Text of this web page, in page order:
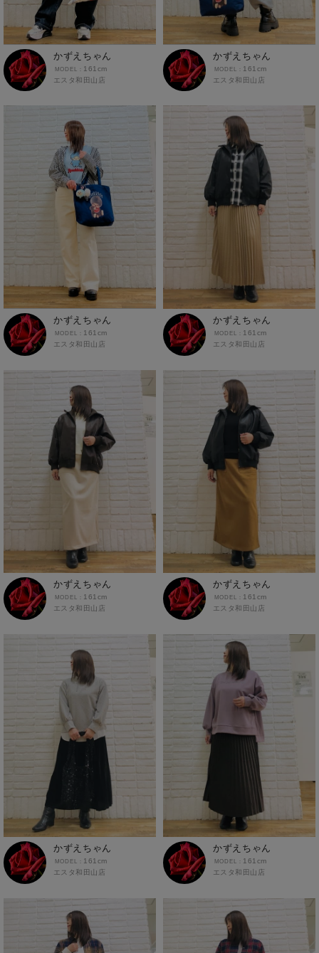
スポーツウェア
かずえちゃん
エスタ和田山店
161cm
かずえちゃん
エスタ和田山店
161cm
かずえちゃん
エスタ和田山店
161cm
かずえちゃん
エスタ和田山店
161cm
かずえちゃん
エスタ和田山店
161cm
かずえちゃん
エスタ和田山店
161cm
かずえちゃん
エスタ和田山店
161cm
かずえちゃん
エスタ和田山店
161cm